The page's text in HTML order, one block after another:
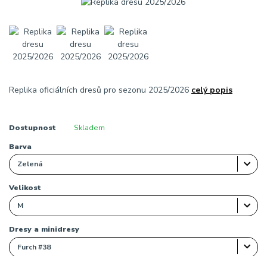
Replika oficiálních dresů pro sezonu 2025/2026 celý popis
Dostupnost Skladem
Barva
Velikost
Dresy a minidresy